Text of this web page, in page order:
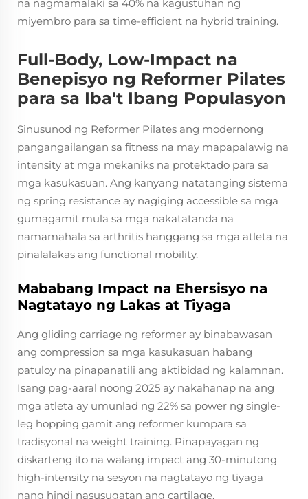
na nagmamalaki sa 40% na kagustuhan ng
miyembro para sa time-efficient na hybrid training.
Full-Body, Low-Impact na
Benepisyo ng Reformer Pilates
para sa Iba't Ibang Populasyon
Sinusunod ng Reformer Pilates ang modernong
pangangailangan sa fitness na may mapapalawig na
intensity at mga mekaniks na protektado para sa
mga kasukasuan. Ang kanyang natatanging sistema
ng spring resistance ay nagiging accessible sa mga
gumagamit mula sa mga nakatatanda na
namamahala sa arthritis hanggang sa mga atleta na
pinalalakas ang functional mobility.
Mababang Impact na Ehersisyo na
Nagtatayo ng Lakas at Tiyaga
Ang gliding carriage ng reformer ay binabawasan
ang compression sa mga kasukasuan habang
patuloy na pinapanatili ang aktibidad ng kalamnan.
Isang pag-aaral noong 2025 ay nakahanap na ang
mga atleta ay umunlad ng 22% sa power ng single-
leg hopping gamit ang reformer kumpara sa
tradisyonal na weight training. Pinapayagan ng
diskarteng ito na walang impact ang 30-minutong
high-intensity na sesyon na nagtatayo ng tiyaga
nang hindi nasusugatan ang cartilage.